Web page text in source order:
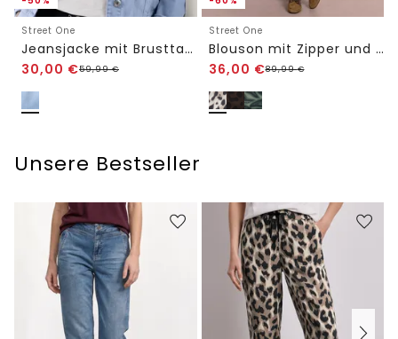
Street One
Jeansjacke mit Brusttaschen und Knöpfen
30,00 €59,99€
Street One
Blouson mit Zipper und Print
36,00 €89,99€
Unsere Bestseller